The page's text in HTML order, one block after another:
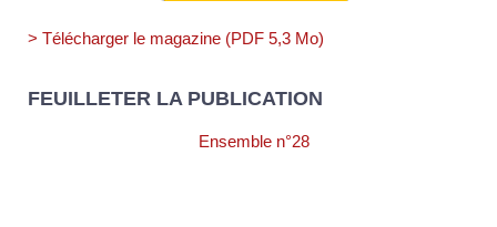
> Télécharger le magazine (PDF 5,3 Mo)
FEUILLETER LA PUBLICATION
Ensemble n°28